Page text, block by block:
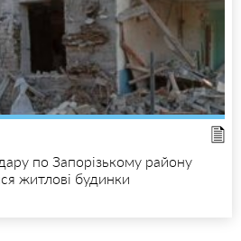
по Запорізькому району
житлові будинки